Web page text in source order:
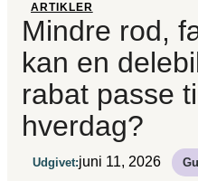
ARTIKLER
Mindre rod,
kan en
rabat passe
hverdag?
Udgivet:juni 11, 2026